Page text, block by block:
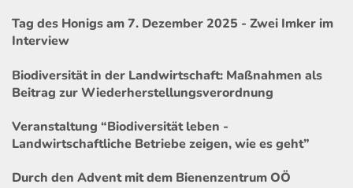
Tag des Honigs am 7. Dezember 2025 - Zwei Imker im
Interview
Biodiversität in der Landwirtschaft: Maßnahmen als
Beitrag zur Wiederherstellungsverordnung
Veranstaltung “Biodiversität leben -
Landwirtschaftliche Betriebe zeigen, wie es geht”
Durch den Advent mit dem Bienenzentrum OÖ